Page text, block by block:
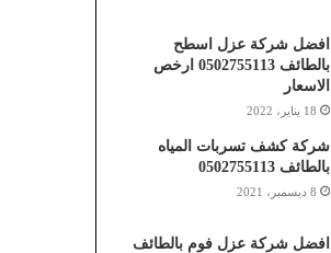
افضل شركة عزل اسطح
بالطائف 0502755113 ارخص
الاسعار
18 يناير، 2022
شركة كشف تسربات المياه
بالطائف 0502755113
8 ديسمبر، 2021
افضل شركة عزل فوم بالطائف